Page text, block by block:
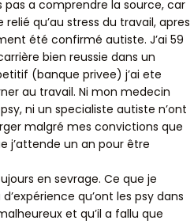
pas a comprendre la source, car
qu’au stress du travail, apres
été confirmé autiste. J’ai 59
bien reussie dans un
(banque privee) j’ai ete
au travail. Ni mon medecin
ni un specialiste autiste n’ont
malgré mes convictions que
j’attende un an pour être
en sevrage. Ce que je
qu’ont les psy dans
et qu’il a fallu que